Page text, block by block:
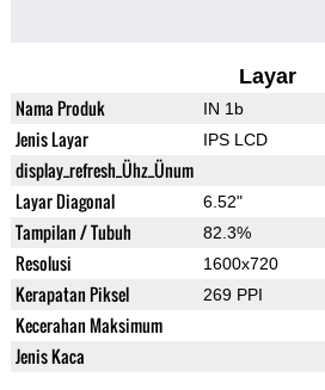
Layar
Nama Produk IN 1b
Jenis Layar IPS LCD
display_refresh_Ühz_Ünum
Layar Diagonal 6.52"
Tampilan / Tubuh 82.3%
Resolusi 1600x720
Kerapatan Piksel 269 PPI
Kecerahan Maksimum
Jenis Kaca